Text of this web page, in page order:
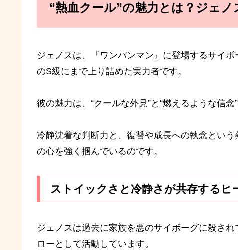
“熱血クール”の魅力とは？ジェノ
ジェノスは、『ワンパンマン』に登場するサイ
のS級にまで上り詰めた実力者です。
彼の魅力は、“クールな外見”と“燃えるような信
冷静沈着な判断力と、復讐や成長への執念とい
の心を強く掴んでいるのです。
ストイックさと冷静さが共存するヒ
ジェノスは過去に家族を悪のサイボーグに殺さ
ローとして活動しています。